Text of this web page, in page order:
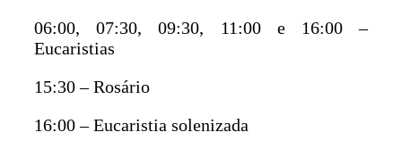
06:00, 07:30, 09:30, 11:00 e 16:00 –
Eucaristias
15:30 – Rosário
16:00 – Eucaristia solenizada